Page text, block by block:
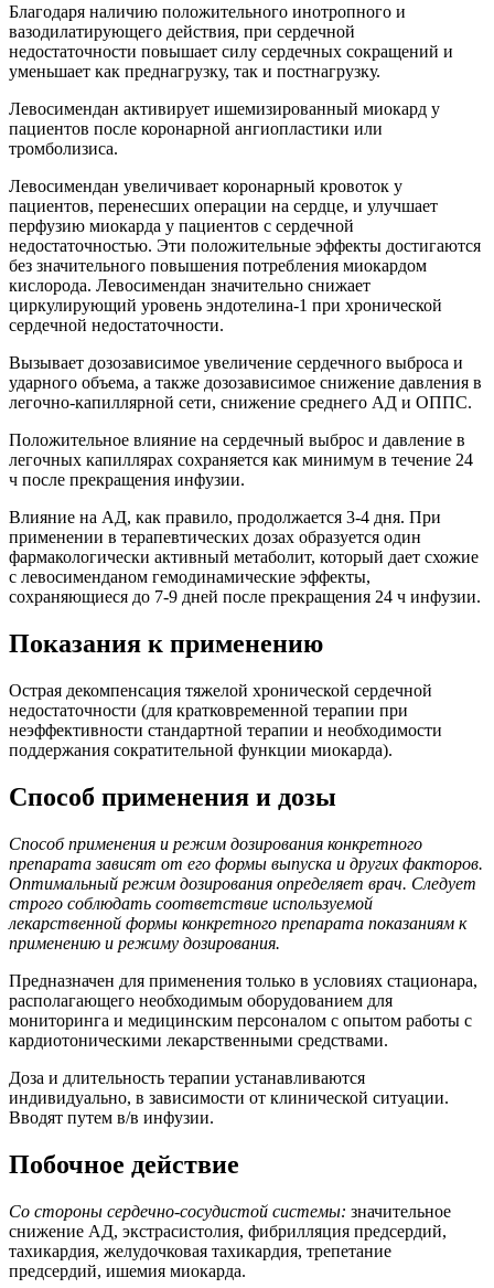
Благодаря наличию положительного инотропного и
вазодилатирующего действия, при сердечной
недостаточности повышает силу сердечных сокращений и
уменьшает как преднагрузку, так и постнагрузку.
Левосимендан активирует ишемизированный миокард у
пациентов после коронарной ангиопластики или
тромболизиса.
Левосимендан увеличивает коронарный кровоток у
пациентов, перенесших операции на сердце, и улучшает
перфузию миокарда у пациентов с сердечной
недостаточностью. Эти положительные эффекты достигаются
без значительного повышения потребления миокардом
кислорода. Левосимендан значительно снижает
циркулирующий уровень эндотелина-1 при хронической
сердечной недостаточности.
Вызывает дозозависимое увеличение сердечного выброса и
ударного объема, а также дозозависимое снижение давления в
легочно-капиллярной сети, снижение среднего АД и ОППС.
Положительное влияние на сердечный выброс и давление в
легочных капиллярах сохраняется как минимум в течение 24
ч после прекращения инфузии.
Влияние на АД, как правило, продолжается 3-4 дня. При
применении в терапевтических дозах образуется один
фармакологически активный метаболит, который дает схожие
с левосименданом гемодинамические эффекты,
сохраняющиеся до 7-9 дней после прекращения 24 ч инфузии.
Показания к применению
Острая декомпенсация тяжелой хронической сердечной
недостаточности (для кратковременной терапии при
неэффективности стандартной терапии и необходимости
поддержания сократительной функции миокарда).
Способ применения и дозы
Способ применения и режим дозирования конкретного
препарата зависят от его формы выпуска и других факторов.
Оптимальный режим дозирования определяет врач. Следует
строго соблюдать соответствие используемой
лекарственной формы конкретного препарата показаниям к
применению и режиму дозирования.
Предназначен для применения только в условиях стационара,
располагающего необходимым оборудованием для
мониторинга и медицинским персоналом с опытом работы с
кардиотоническими лекарственными средствами.
Доза и длительность терапии устанавливаются
индивидуально, в зависимости от клинической ситуации.
Вводят путем в/в инфузии.
Побочное действие
Со стороны сердечно-сосудистой системы: значительное
снижение АД, экстрасистолия, фибрилляция предсердий,
тахикардия, желудочковая тахикардия, трепетание
предсердий, ишемия миокарда.